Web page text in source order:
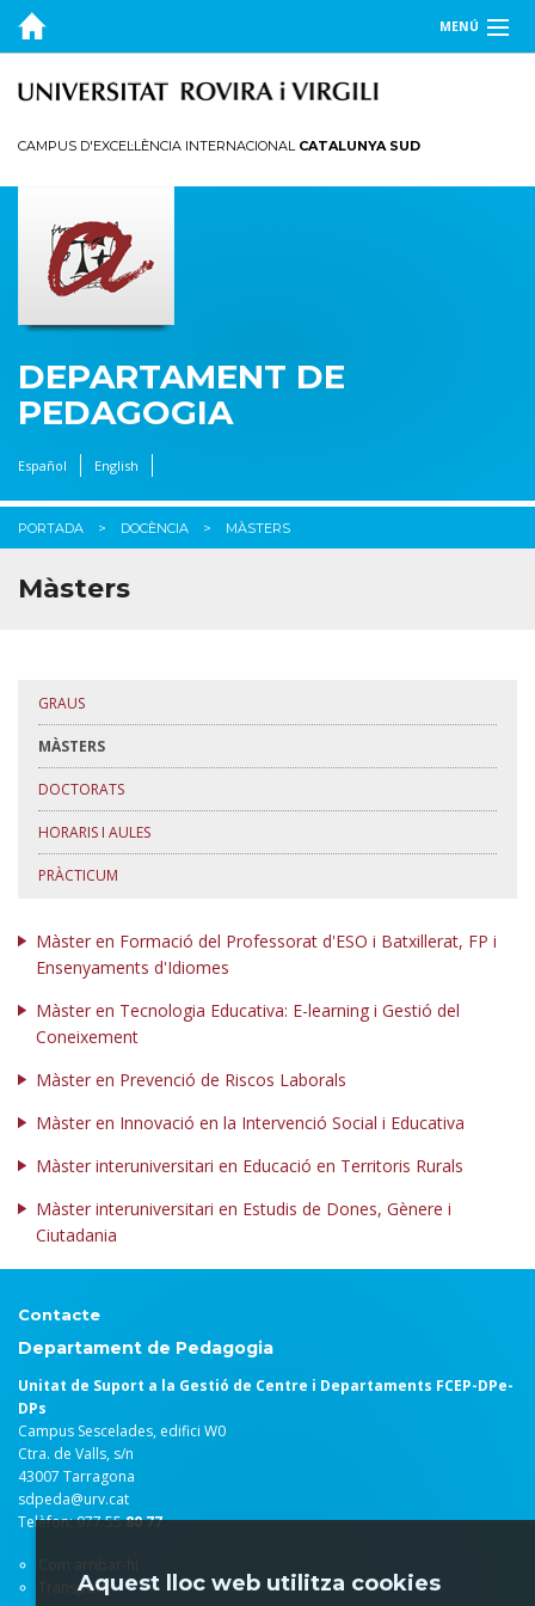
MENÚ
EL DEPARTAMENT
Màsters
Doctorats
Mínor
CAMPUS D'EXCEL·LÈNCIA INTERNACIONAL CATALUNYA SUD
DEPARTAMENT DE
PEDAGOGIA
Español English
PORTADA DOCÈNCIA MÀSTERS
Màsters
GRAUS
MÀSTERS
DOCTORATS
HORARIS I AULES
PRÀCTICUM
Màster en Formació del Professorat d'ESO i Batxillerat, FP i
Ensenyaments d'Idiomes
Màster en Tecnologia Educativa: E-learning i Gestió del
Coneixement
Màster en Prevenció de Riscos Laborals
Màster en Innovació en la Intervenció Social i Educativa
Màster interuniversitari en Educació en Territoris Rurals
Màster interuniversitari en Estudis de Dones, Gènere i
Ciutadania
Contacte
Departament de Pedagogia
Unitat de Suport a la Gestió de Centre i Departaments FCEP-DPe-
DPs
Campus Sescelades, edifici W0
Ctra. de Valls, s/n
43007 Tarragona
sdpeda@urv.cat
Telèfon: 977 5580 77
Com arribar-hi
TransportAquest lloc web utilitza cookies